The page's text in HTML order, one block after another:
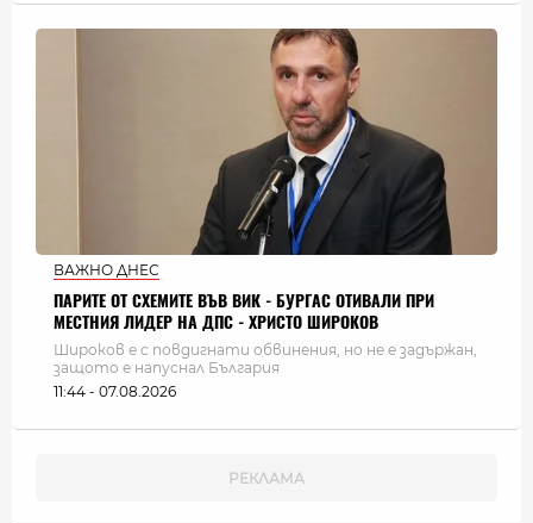
ВАЖНО ДНЕС
ПАРИТЕ ОТ СХЕМИТЕ ВЪВ ВИК - БУРГАС ОТИВАЛИ ПРИ
МЕСТНИЯ ЛИДЕР НА ДПС - ХРИСТО ШИРОКОВ
Широков е с повдигнати обвинения, но не е задържан,
защото е напуснал България
11:44 - 07.08.2026